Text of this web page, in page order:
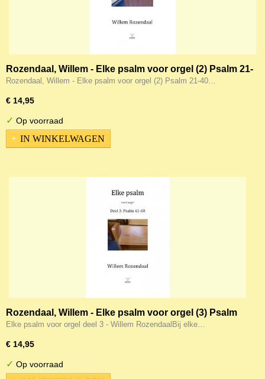
Rozendaal, Willem - Elke psalm voor orgel (2) Psalm 21-
40
Rozendaal, Willem - Elke psalm voor orgel (2) Psalm 21-40…
€ 14,95
✓ Op voorraad
IN WINKELWAGEN
Rozendaal, Willem - Elke psalm voor orgel (3) Psalm
41-60
Elke psalm voor orgel deel 3 - Willem RozendaalBij elke…
€ 14,95
✓ Op voorraad